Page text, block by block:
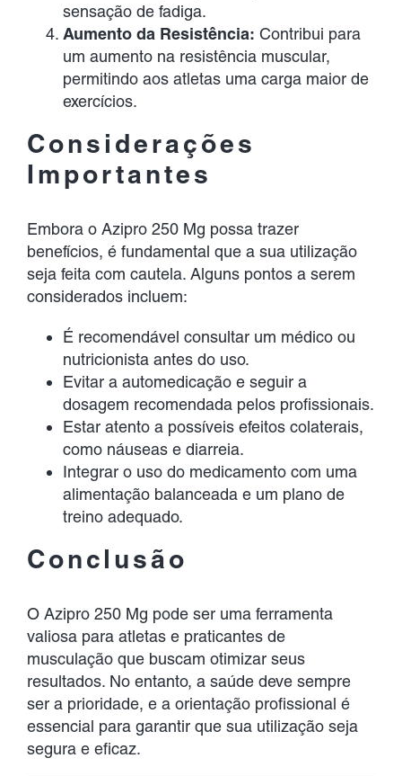
sensação de fadiga.
Aumento da Resistência: Contribui para
um aumento na resistência muscular,
permitindo aos atletas uma carga maior de
exercícios.
Considerações
Importantes
Embora o Azipro 250 Mg possa trazer
benefícios, é fundamental que a sua utilização
seja feita com cautela. Alguns pontos a serem
considerados incluem:
É recomendável consultar um médico ou
nutricionista antes do uso.
Evitar a automedicação e seguir a
dosagem recomendada pelos profissionais.
Estar atento a possíveis efeitos colaterais,
como náuseas e diarreia.
Integrar o uso do medicamento com uma
alimentação balanceada e um plano de
treino adequado.
Conclusão
O Azipro 250 Mg pode ser uma ferramenta
valiosa para atletas e praticantes de
musculação que buscam otimizar seus
resultados. No entanto, a saúde deve sempre
ser a prioridade, e a orientação profissional é
essencial para garantir que sua utilização seja
segura e eficaz.